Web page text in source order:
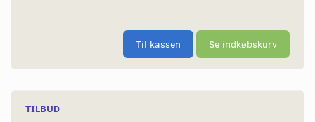
Til kassen Se indkøbskurv
TILBUD